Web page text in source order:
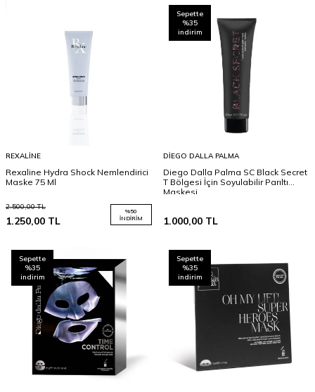
REXALINE
Rexaline Hydra Shock Nemlendirici
Maske 75 Ml
2.500,00TL
1.250,00 TL
%50
İNDIRIM
Sepette
%35
indirim
DIEGO DALLA PALMA
Diego Dalla Palma SC Black Secret
T Bölgesi İçin Soyulabilir Parıltı
Maskesi
1.000,00 TL
Sepette
%35
indirim
Sepette
%35
indirim